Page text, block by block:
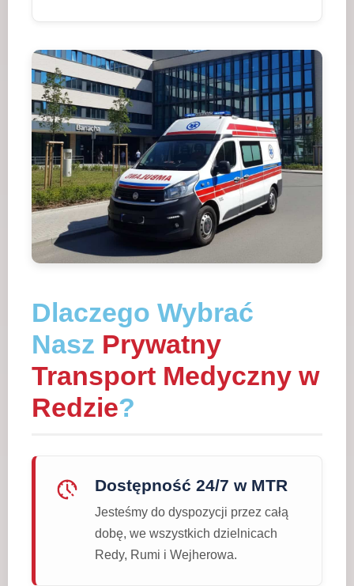
Dlaczego Wybrać
Nasz Prywatny
Transport Medyczny w
Redzie?
Dostępność 24/7 w MTR
Jesteśmy do dyspozycji przez całą
dobę, we wszystkich dzielnicach
Redy, Rumi i Wejherowa.